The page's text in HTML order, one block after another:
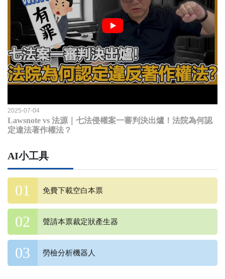
2025-07-04
Lawsnote vs 法源｜七法侵權案一審判決出爐！法院為何認
定違法著作權法？
AI小工具
免費下載空白本票
聲請本票裁定狀產生器
勞檢分析機器人